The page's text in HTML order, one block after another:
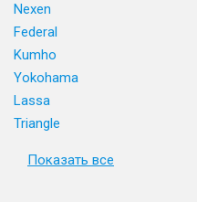
Nexen
Federal
Kumho
Yokohama
Lassa
Triangle
Показать все